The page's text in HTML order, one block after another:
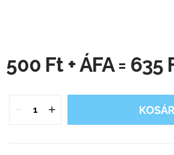
500 Ft + ÁFA = 635